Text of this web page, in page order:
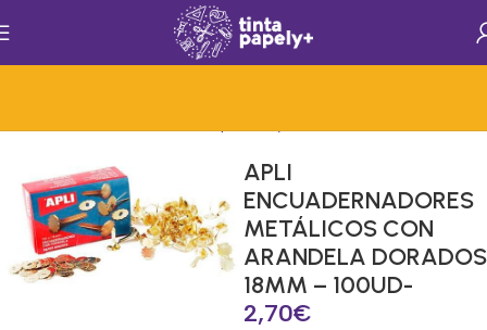
APLI
ENCUADERNADORES
METÁLICOS CON
ARANDELA DORADOS
18MM – 100UD-
2,70€